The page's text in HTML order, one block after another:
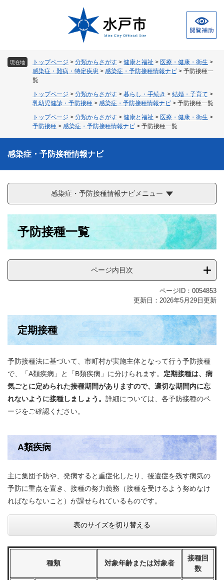
現在地 トップページ > 分類からさがす > 健康と福祉 > 医療・健康・衛生 >
感染症・難病・特定疾患 > 感染症・予防接種情報ナビ > 予防接種一
覧
トップページ > 分類からさがす > 暮らし・手続き > 結婚・子育て >
乳幼児健診・予防接種 > 感染症・予防接種情報ナビ > 予防接種一覧
トップページ > 分類からさがす > 健康と福祉 > 医療・健康・衛生 >
予防接種 > 感染症・予防接種情報ナビ > 予防接種一覧
感染症・予防接種情報ナビ
感染症・予防接種情報ナビメニュー
予防接種一覧
ページ内目次
ページID：0054853
更新日：2026年5月29日更新
定期接種
予防接種法に基づいて、市町村が実施主体となって行う予防接種
で、「A類疾病」と「B類疾病」に分けられます。​ 定期接種は、病
気ごとに定められた接種期間がありますので、適切な期間内に忘
れないように接種しましょう。 詳細については、各予防接種のペ
ージをご確認ください。
A類疾病
主に集団予防や、発病すると重症化したり、後遺症を残す病気の
予防に重点を置き、接種の努力義務（接種を受けるよう努めなけ
ればならないこと）が課せられているものです。​
表のサイズを切り替える
種類 対象年齢または対象者
接種回
数